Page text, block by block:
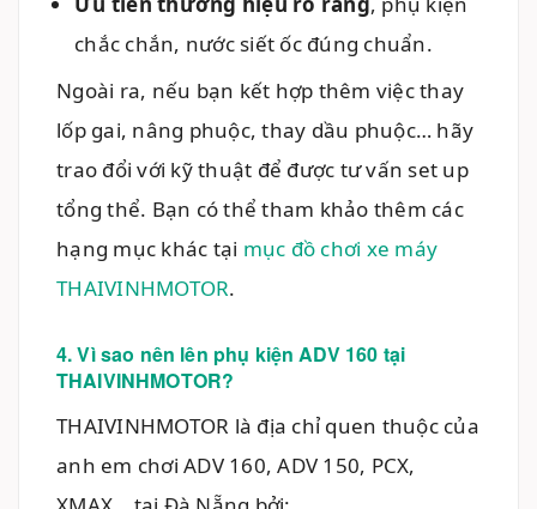
chắc chắn, nước siết ốc đúng chuẩn.
Ngoài ra, nếu bạn kết hợp thêm việc thay
lốp gai, nâng phuộc, thay dầu phuộc… hãy
trao đổi với kỹ thuật để được tư vấn set up
tổng thể. Bạn có thể tham khảo thêm các
hạng mục khác tại mục đồ chơi xe máy
THAIVINHMOTOR.
4. Vì sao nên lên phụ kiện ADV 160 tại
THAIVINHMOTOR?
THAIVINHMOTOR là địa chỉ quen thuộc của
anh em chơi ADV 160, ADV 150, PCX,